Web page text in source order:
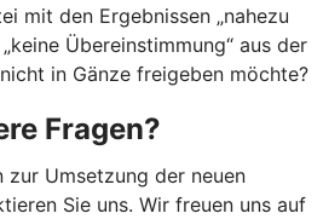
mit den Ergebnissen „nahezu
Übereinstimmung“ aus der
in Gänze freigeben möchte?
Fragen?
zur Umsetzung der neuen
Sie uns. Wir freuen uns auf